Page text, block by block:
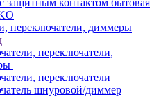
защитным контактом бытовая
переключатели, диммеры
переключатели,
переключатели
шнуровой/диммер